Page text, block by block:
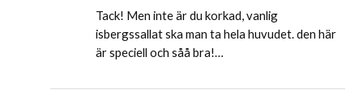
Tack! Men inte är du korkad, vanlig
isbergssallat ska man ta hela huvudet. den här
är speciell och såå bra!…